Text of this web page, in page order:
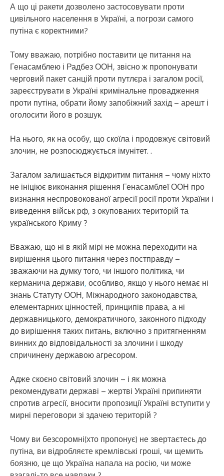
А що ці ракети дозволено застосовувати проти
цивільного населення в Україні, а погрози самого
путіна є коректними?
Тому вважаю, потрібно поставити це питання на
Генасамблею і Радбез ООН, звісно ж пропонувати
черговий пакет санцій проти путлєра і загалом росії,
зареєструвати в Україні кримінальне провадження
проти путіна, обрати йому запобіжний захід – арешт і
оголосити його в розшук.
На нього, як на особу, що скоїла і продовжує світовий
злочин, не розпосюджується імунітет. .
Загалом залишається відкритим питання – чому ніхто
не ініціює виконання рішення Генасамблеї ООН про
визнання неспровокованої агресії росії проти України і
виведення військ рф, з окупованих територій та
українського Криму ?
Вважаю, що ні в якій мірі не можна переходити на
вирішення цього питання через постправду –
зважаючи на думку того, чи іншого політика, чи
керманича держави, особливо, якщо у нього немає ні
знань Статуту ООН, Міжнародного законодавства,
елементарних цінностей, принципів права, а ні
державницького, демократичного, законного підходу
до вирішення таких питань, включно з притягненням
винних до відповідальності за злочини і шкоду
спричинену державою агресором.
Адже скоєно світовий злочин – і як можна
рекомендувати державі – жертві Україні припиняти
спротив агресії, вносити пропозиції Україні вступити у
мирні переговори зі здачею територій ?
Чому ви безсоромні(хто пропонує) не звертаєтесь до
путіна, ви відробляєте кремлівські гроші, чи щемить
боязню, це що Україна напала на росію, чи може